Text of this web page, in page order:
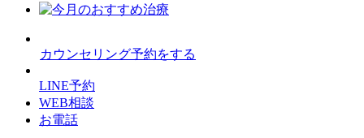
カウンセリング予約をする
LINE予約
WEB相談
お電話